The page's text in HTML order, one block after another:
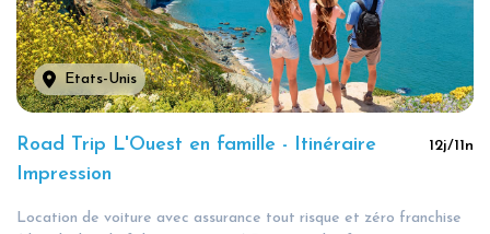
Etats-Unis
Road Trip L'Ouest en famille - Itinéraire
Impression
12j/11n
Location de voiture avec assurance tout risque et zéro franchise